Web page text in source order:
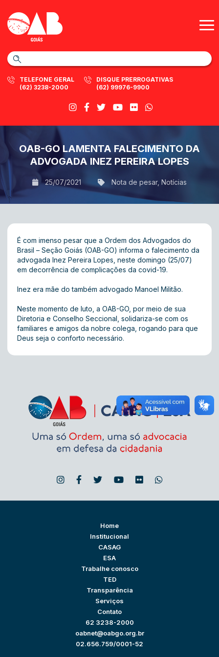
TELEFONE GERAL
(62) 3238-2000
DISQUE PRERROGATIVAS
(62) 99976-9900
OAB-GO LAMENTA FALECIMENTO DA
ADVOGADA INEZ PEREIRA LOPES
25/07/2021 Nota de pesar, Notícias
É com imenso pesar que a Ordem dos Advogados do
Brasil – Seção Goiás (OAB-GO) informa o falecimento da
advogada Inez Pereira Lopes, neste domingo (25/07)
em decorrência de complicações da covid-19.
Inez era mãe do também advogado Manoel Militão.
Neste momento de luto, a OAB-GO, por meio de sua
Diretoria e Conselho Seccional, solidariza-se com os
familiares e amigos da nobre colega, rogando para que
Deus seja o conforto necessário.
Home
Institucional
CASAG
ESA
Trabalhe conosco
TED
Transparência
Serviços
Contato
62 3238-2000
oabnet@oabgo.org.br
02.656.759/0001-52